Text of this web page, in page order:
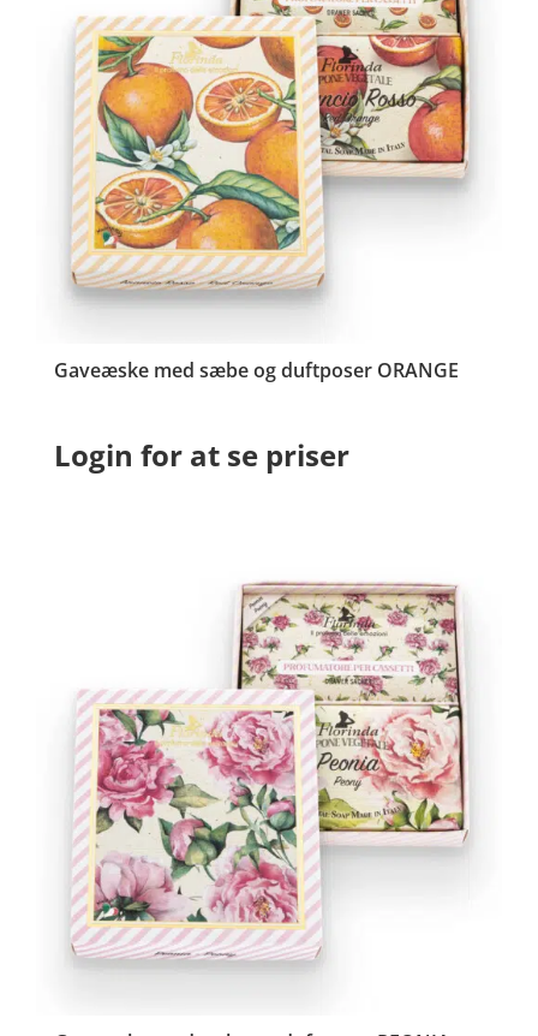
Gaveæske med sæbe og duftposer ORANGE
Login for at se priser